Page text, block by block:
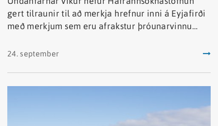
gert tilraunir til að merkja hrefnur inni á Eyjafirði
með merkjum sem eru afrakstur þróunarvinnu
Sjávarspendýraráðsins, NAMMCO.
24. september